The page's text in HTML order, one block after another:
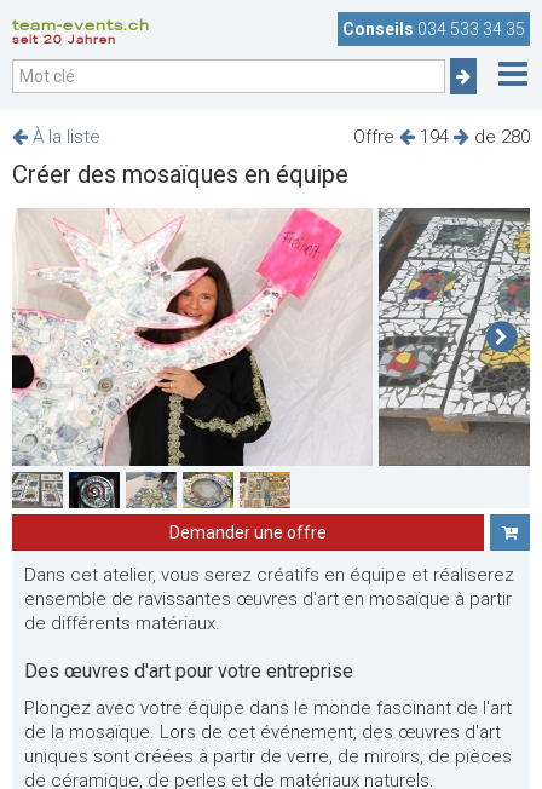
team-events.ch
seit 20 Jahren
Conseils 034 533 34 35
Offre 194 de 280
À la liste
Créer des mosaïques en équipe
Demander une offre
Dans cet atelier, vous serez créatifs en équipe et réaliserez
ensemble de ravissantes œuvres d'art en mosaïque à partir
de différents matériaux.
Des œuvres d'art pour votre entreprise
Plongez avec votre équipe dans le monde fascinant de l'art
de la mosaïque. Lors de cet événement, des œuvres d'art
uniques sont créées à partir de verre, de miroirs, de pièces
de céramique, de perles et de matériaux naturels.